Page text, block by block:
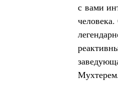
с вами
Мухтерем.